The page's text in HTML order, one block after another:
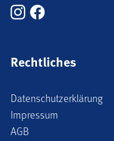
Rechtliches
Datenschutzerklärung
Impressum
AGB